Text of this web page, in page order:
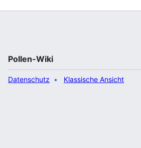
Pollen-Wiki
Datenschutz Klassische Ansicht